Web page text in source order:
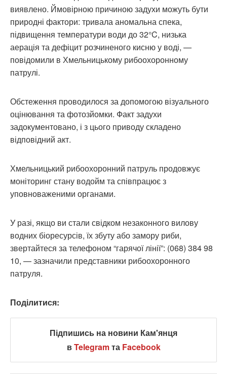
виявлено. Ймовірною причиною задухи можуть бути
природні фактори: тривала аномальна спека,
підвищення температури води до 32°C, низька
аерація та дефіцит розчиненого кисню у воді, —
повідомили в Хмельницькому рибоохоронному
патрулі.
Обстеження проводилося за допомогою візуального
оцінювання та фотозйомки. Факт задухи
задокументовано, і з цього приводу складено
відповідний акт.
Хмельницький рибоохоронний патруль продовжує
моніторинг стану водойм та співпрацює з
уповноваженими органами.
У разі, якщо ви стали свідком незаконного вилову
водних біоресурсів, їх збуту або замору риби,
звертайтеся за телефоном “гарячої лінії”: (068) 384 98
10, — зазначили представники рибоохоронного
патруля.
Поділитися:
Підпишись на новини Кам'янця
вTelegramта Facebook